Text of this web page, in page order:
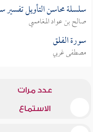
سلسلة محاسن التأويل تفسير سورة
صالح بن عواد المغامسي
سورة الفلق
مصطفى غربي
عدد مرات
الاستماع